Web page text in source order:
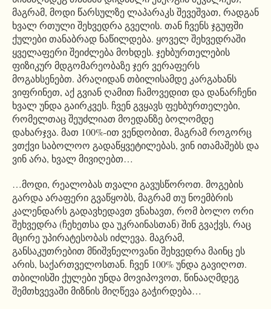
მაგრამ, მოდი წარსულზე ლაპარაკს შევეშვათ, რადგან
ხვალ რთული შეხვედრა გველის. თან ჩვენს ჯგუფში
ქულები თანაბრად ნაწილდება. ყოველ შეხვედრაში
ყველაფერი შეიძლება მოხდეს. ჯეხბურთელების
ფიზიკურ მდგომარეობაზე ჯერ ვერაფერს
მოგახსენებთ. პრაღიდან თბილისამდე კარგახანს
ვიფრინეთ, აქ გვიან ღამით ჩამოვედით და დანარჩენი
ხვალ უნდა გაირკვეს. ჩვენ გვყავს ფეხბურთელები,
რომელთაც შეუძლიათ მოედანზე ბოლომდე
დახარჯვა. მათ 100%-ით ვენდობით, მაგრამ როგორც
ვთქვი საბოლოო გადაწყვეტილებას, ვინ ითამაშებს და
ვინ არა, ხვალ მივიღებთ…
…მოდი, რეალობას თვალი გავუსწოროთ. მოგების
გარდა არაფერი გვაწყობს, მაგრამ თუ ნოემბრის
კალენდარს გადავხედავთ ვნახავთ, რომ ბოლო ორი
შეხვედრა (ჩეხეთსა და უკრაინასთან) შინ გვაქვს, რაც
მცირე უპირატესობას იძლევა. მაგრამ,
განსაკუთრებით მნიშვნელოვანი შეხვედრა მაინც ეს
არის, საქართველოსთან. ჩვენ 100% უნდა გავიღოთ.
თბილისში ქულები უნდა მოვიპოვოთ, წინააღმდეგ
შემთხვევაში მიზნის მიღწევა გაჭირდება…